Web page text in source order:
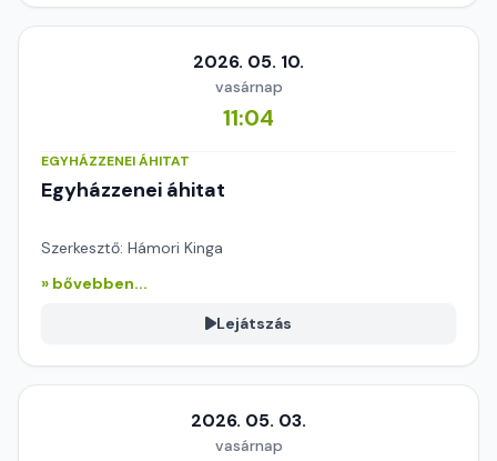
2026. 05. 10.
vasárnap
11:04
EGYHÁZZENEI ÁHITAT
Egyházzenei áhitat
Szerkesztő: Hámori Kinga
» bővebben...
Lejátszás
2026. 05. 03.
vasárnap